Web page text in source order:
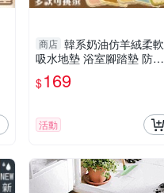
商店 韓系奶油仿羊絨柔軟
吸水地墊 浴室腳踏墊 防滑
地毯 毛毯 床邊地毯
$169
活動